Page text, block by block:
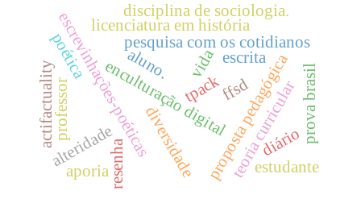
proposta pedagógica
enculturação digitalescrita
escrevinhações-poéticaspesquisa com os cotidianos
diversidade
tpack
alteridade
poética
teoria curricular
ffsd
licenciatura em história
vida
professor
aluno.
disciplina de sociologia.
resenha estudante
diário
actifactuality
aporia
prova brasil